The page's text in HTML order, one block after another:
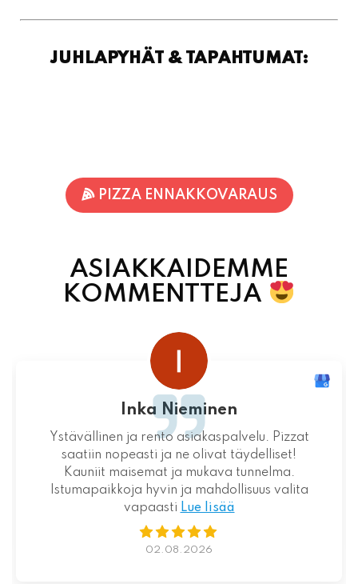
JUHLAPYHÄT & TAPAHTUMAT:
PIZZA ENNAKKOVARAUS
ASIAKKAIDEMME
KOMMENTTEJA
Inka Nieminen
Ystävällinen ja rento asiakaspalvelu. Pizzat
saatiin nopeasti ja ne olivat täydelliset!
Kauniit maisemat ja mukava tunnelma.
Istumapaikkoja hyvin ja mahdollisuus valita
vapaasti Lue lisää
02.08.2026